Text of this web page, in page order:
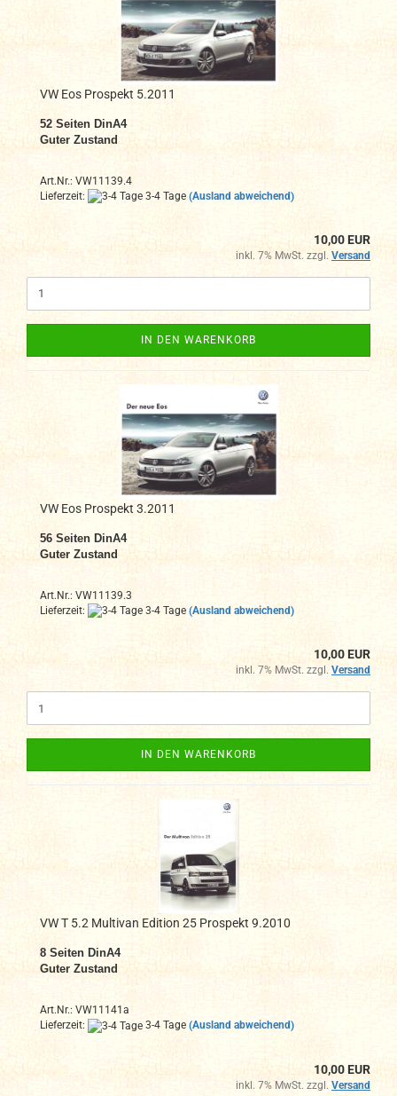
VW Eos Prospekt 5.2011
52 Seiten DinA4
Guter Zustand
Art.Nr.: VW11139.4
Lieferzeit:
3-4 Tage (Ausland abweichend)
10,00 EUR
inkl. 7% MwSt. zzgl. Versand
IN DEN WARENKORB
VW Eos Prospekt 3.2011
56 Seiten DinA4
Guter Zustand
Art.Nr.: VW11139.3
Lieferzeit:
3-4 Tage (Ausland abweichend)
10,00 EUR
inkl. 7% MwSt. zzgl. Versand
IN DEN WARENKORB
VW T 5.2 Multivan Edition 25 Prospekt 9.2010
8 Seiten DinA4
Guter Zustand
Art.Nr.: VW11141a
Lieferzeit:
3-4 Tage (Ausland abweichend)
10,00 EUR
inkl. 7% MwSt. zzgl. Versand